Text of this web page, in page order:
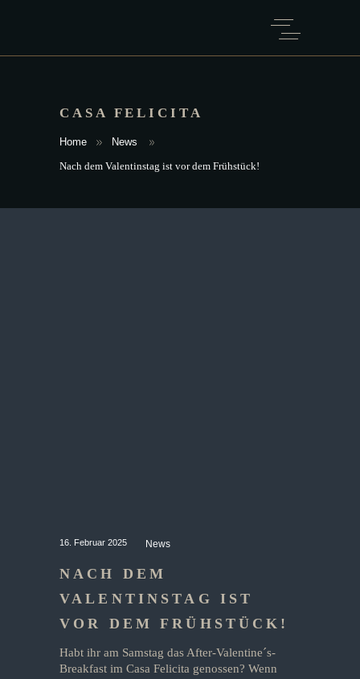
CASA FELICITA
Home News
Nach dem Valentinstag ist vor dem Frühstück!
16. Februar 2025 News
NACH DEM
VALENTINSTAG IST
VOR DEM FRÜHSTÜCK!
Habt ihr am Samstag das After-Valentine´s-
Breakfast im Casa Felicita genossen? Wenn